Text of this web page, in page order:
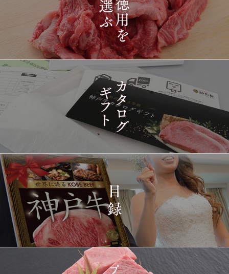
03-15
17:26:00
長野県
プレミアム霜降りももす
きやき 200g~1kg
1429
2026-
03-15
16:35:00
東京都
神戸牛目録 選べるセッ
ト ８千円
1430
2026-
03-15
14:10:00
[訳あり][家庭用] A5等級
神戸牛 フィレステーキ
1431
2026-
14:10:00
兵庫県
[家庭用] A5等級神戸牛
シャトーブリアンステー
キ 150ｇ(1枚)
2026-
12:23:00
東京都
神戸牛ギフトセット 1万
5千円 焼肉（肩ロース・
プレミアムもも）650g
1433
2026-
03-15
08:48:00
神戸牛カタログギフト
１万円
1434
2026-
03-14
22:21:00
大分県
神戸牛 食べ比べお重 二
段
2026-
03-14
20:55:00
大阪府
神戸牛目録 選べるセッ
ト １万円 2個セット